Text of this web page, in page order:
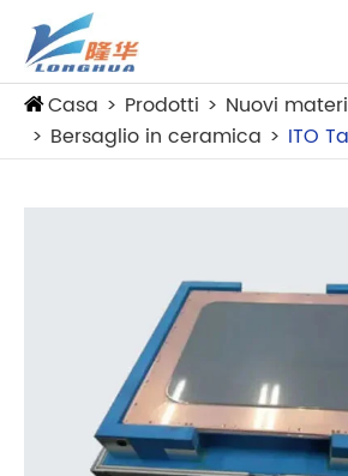
Casa Prodotti
Nuovi
Bersaglio in ceramica
ITO